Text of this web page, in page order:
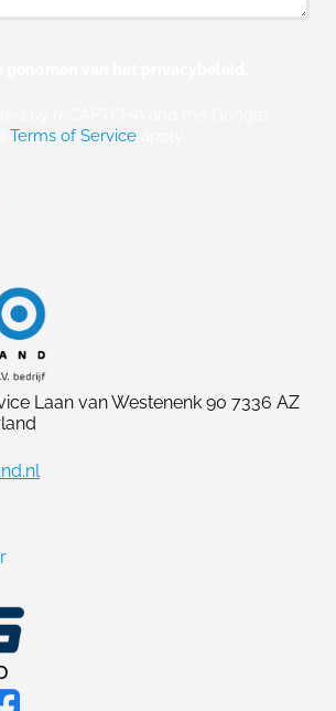
Terms of Service
Laan van Westenenk 90 7336 AZ